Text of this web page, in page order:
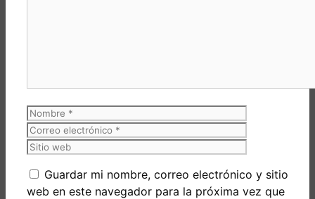
Nombre
Guardar mi nombre, correo electrónico y sitio
web en este navegador para la próxima vez que